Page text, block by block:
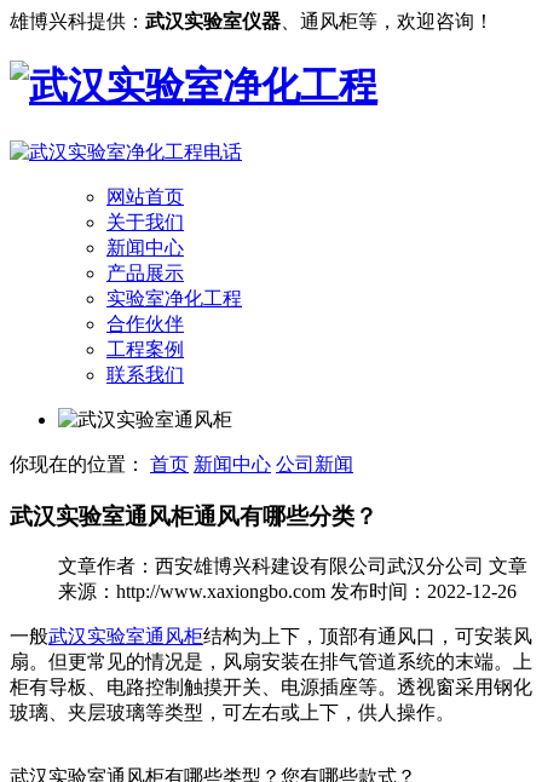
雄博兴科提供： 武汉实验室仪器 、通风柜等，欢迎咨询！
网站首页
关于我们
新闻中心
产品展示
实验室净化工程
合作伙伴
工程案例
联系我们
你现在的位置： 首页 新闻中心 公司新闻
武汉实验室通风柜通风有哪些分类？
文章作者：西安雄博兴科建设有限公司武汉分公司 文章
来源：http://www.xaxiongbo.com 发布时间：2022-12-26
一般武汉实验室通风柜结构为上下，顶部有通风口，可安装风
扇。但更常见的情况是，风扇安装在排气管道系统的末端。上
柜有导板、电路控制触摸开关、电源插座等。透视窗采用钢化
玻璃、夹层玻璃等类型，可左右或上下，供人操作。
武汉实验室通风柜有哪些类型？您有哪些款式？